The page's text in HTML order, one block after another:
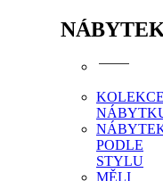
KOLEKCE
PODLE
STYLU
MĚLI